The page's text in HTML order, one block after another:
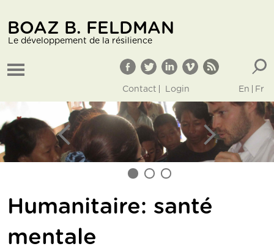
BOAZ B. FELDMAN
Le développement de la résilience
Contact Login En Fr
Previous Next
Humanitaire: santé
mentale